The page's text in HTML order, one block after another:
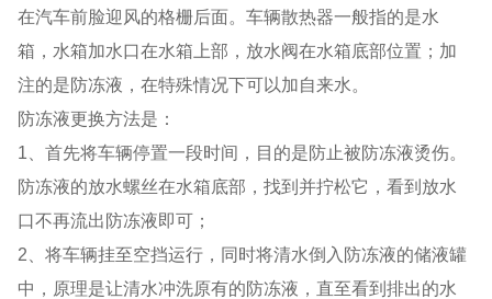
在汽车前脸迎风的格栅后面。车辆散热器一般指的是水
箱，水箱加水口在水箱上部，放水阀在水箱底部位置；加
注的是防冻液，在特殊情况下可以加自来水。
防冻液更换方法是：
1、首先将车辆停置一段时间，目的是防止被防冻液烫伤。
防冻液的放水螺丝在水箱底部，找到并拧松它，看到放水
口不再流出防冻液即可；
2、将车辆挂至空挡运行，同时将清水倒入防冻液的储液罐
中，原理是让清水冲洗原有的防冻液，直至看到排出的水